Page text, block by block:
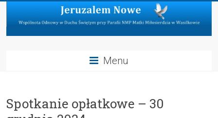
Skip
content
Jeruzalem
Odnowy
Menu
Spotkanie opłatkowe – 30